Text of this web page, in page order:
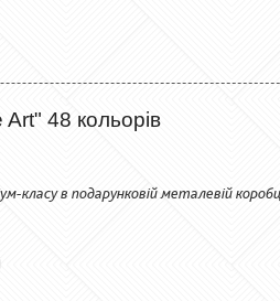
Art" 48 кольорів
класу в подарунковій металевій